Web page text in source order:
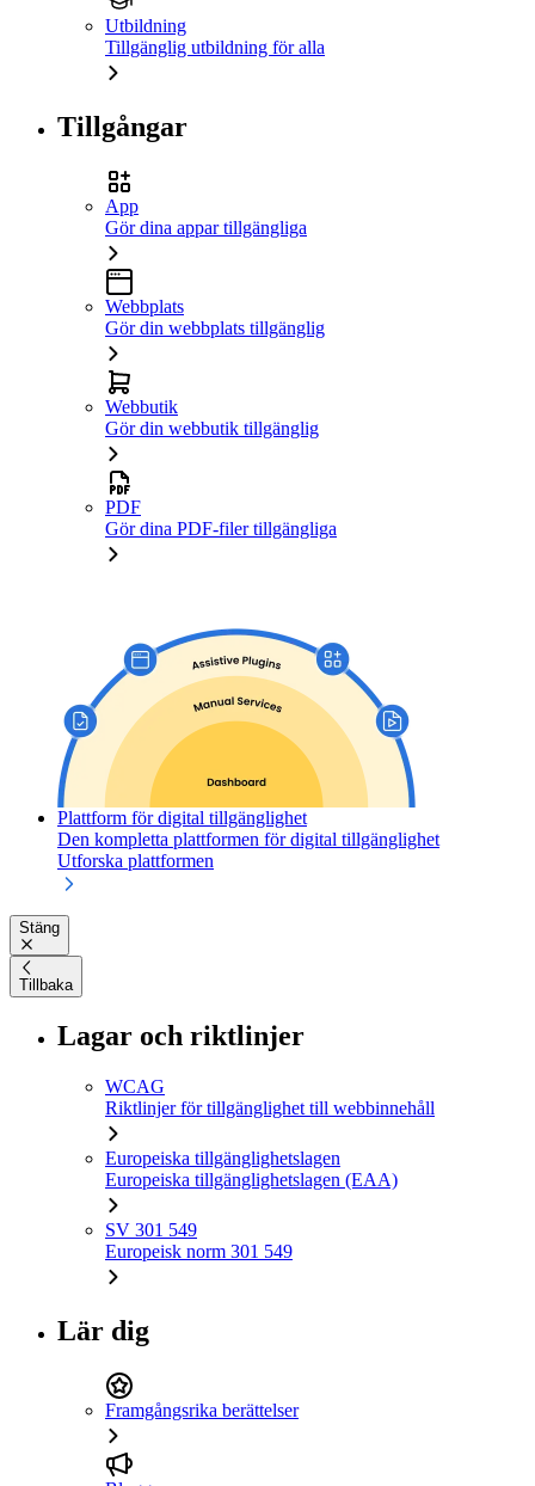
Utbildning
Tillgänglig utbildning för alla
Tillgångar
App
Gör dina appar tillgängliga
Webbplats
Gör din webbplats tillgänglig
Webbutik
Gör din webbutik tillgänglig
PDF
Gör dina PDF-filer tillgängliga
Plattform för digital tillgänglighet
Den kompletta plattformen för digital tillgänglighet
Utforska plattformen
Stäng
Tillbaka
Lagar och riktlinjer
WCAG
Riktlinjer för tillgänglighet till webbinnehåll
Europeiska tillgänglighetslagen
Europeiska tillgänglighetslagen (EAA)
SV 301 549
Europeisk norm 301 549
Lär dig
Framgångsrika berättelser